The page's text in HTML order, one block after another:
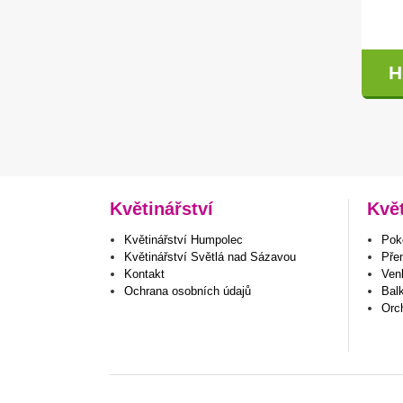
Květinářství
Květinářství Humpolec
Květinářství Světlá nad Sázavou
Kontakt
Ochrana osobních údajů